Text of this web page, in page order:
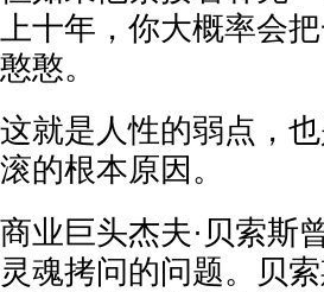
上十年，你大概率会
憨憨。
这就是人性的弱点，
滚的根本原因。
商业巨头杰夫·贝索斯
灵魂拷问的问题。贝